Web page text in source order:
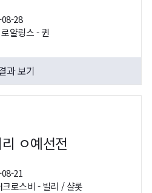
28
얄링스 - 퀸
과 보기
ㅇ예선전
21
로스비 - 빌리 / 샬롯